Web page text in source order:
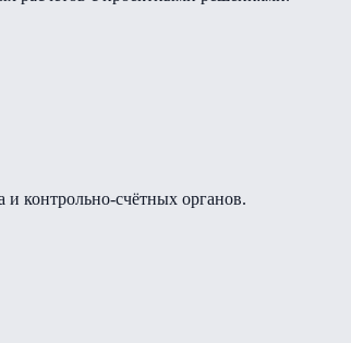
и контрольно-счётных органов.